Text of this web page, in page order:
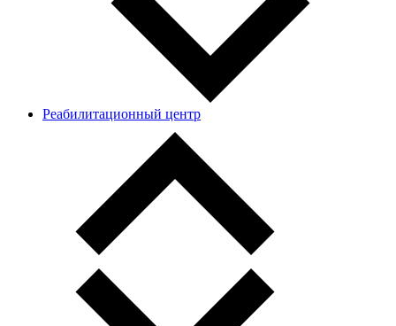
Реабилитационный центр